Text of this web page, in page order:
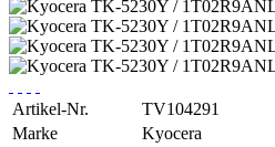
Artikel-Nr.
TV104291
Marke
Kyocera